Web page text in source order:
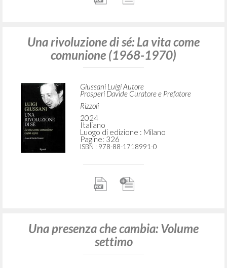
Una rivoluzione di sé: La vita come
comunione (1968-1970)
Giussani Luigi Autore
Prosperi Davide Curatore e Prefatore
Rizzoli
2024
Italiano
Luogo di edizione : Milano
Pagine: 326
ISBN : 978-88-1718991-0
Una presenza che cambia: Volume
settimo